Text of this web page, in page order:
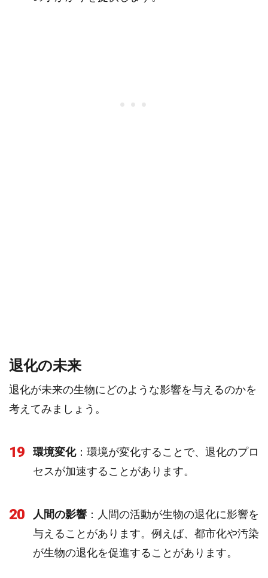
退化の未来
退化が未来の生物にどのような影響を与えるのかを
考えてみましょう。
19 環境変化：環境が変化することで、退化のプロ
セスが加速することがあります。
20 人間の影響 ：人間の活動が生物の退化に影響を
与えることがあります。例えば、都市化や汚染
が生物の退化を促進することがあります。